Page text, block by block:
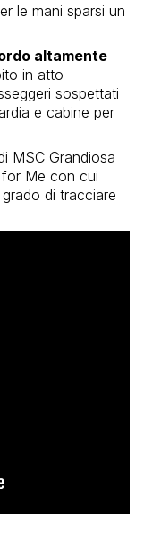
le mani sparsi un
altamente
in atto
sospettati
e cabine per
MSC Grandiosa
Me con cui
di tracciare